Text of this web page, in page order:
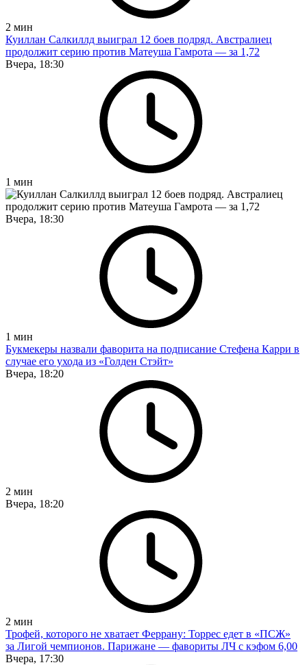
2 мин
Куиллан Салкиллд выиграл 12 боев подряд. Австралиец
продолжит серию против Матеуша Гамрота — за 1,72
Вчера, 18:30
1 мин
Вчера, 18:30
1 мин
Букмекеры назвали фаворита на подписание Стефена Карри в
случае его ухода из «Голден Стэйт»
Вчера, 18:20
2 мин
Вчера, 18:20
2 мин
Трофей, которого не хватает Феррану: Торрес едет в «ПСЖ»
за Лигой чемпионов. Парижане — фавориты ЛЧ с кэфом 6,00
Вчера, 17:30